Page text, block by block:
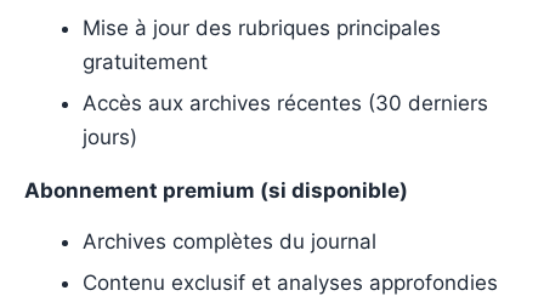
Mise à jour des rubriques principales
gratuitement
Accès aux archives récentes (30 derniers
jours)
Abonnement premium (si disponible)
Archives complètes du journal
Contenu exclusif et analyses approfondies